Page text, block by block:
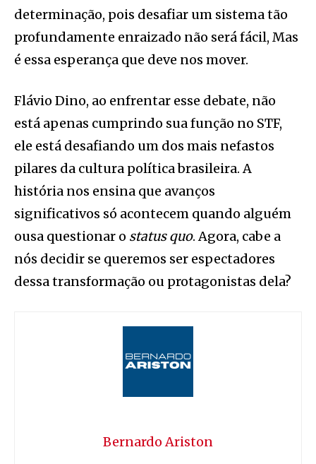
determinação, pois desafiar um sistema tão
profundamente enraizado não será fácil, Mas
é essa esperança que deve nos mover.
Flávio Dino, ao enfrentar esse debate, não
está apenas cumprindo sua função no STF,
ele está desafiando um dos mais nefastos
pilares da cultura política brasileira. A
história nos ensina que avanços
significativos só acontecem quando alguém
ousa questionar o status quo. Agora, cabe a
nós decidir se queremos ser espectadores
dessa transformação ou protagonistas dela?
Bernardo Ariston